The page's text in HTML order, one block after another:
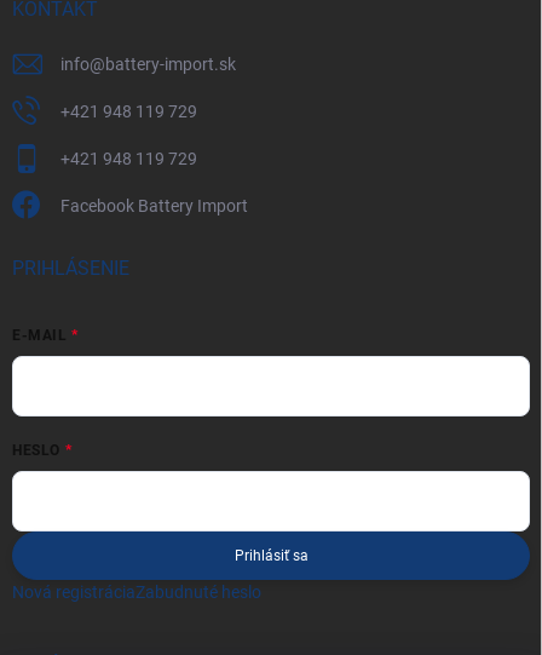
KONTAKT
info@battery-import.sk
+421 948 119 729
+421 948 119 729
Facebook Battery Import
PRIHLÁSENIE
E-MAIL
HESLO
Prihlásiť sa
Nová registráciaZabudnuté heslo